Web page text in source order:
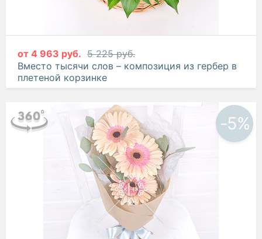
от 4 963 руб. 5 225 руб.
Вместо тысячи слов – композиция из гербер в
плетеной корзинке
-5%